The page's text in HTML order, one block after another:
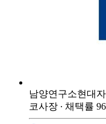
남양연구소현대
코사장 ∙ 채택률 96